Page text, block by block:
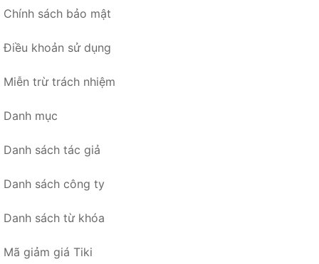
Chính sách bảo mật
Điều khoản sử dụng
Miễn trừ trách nhiệm
Danh mục
Danh sách tác giả
Danh sách công ty
Danh sách từ khóa
Mã giảm giá Tiki